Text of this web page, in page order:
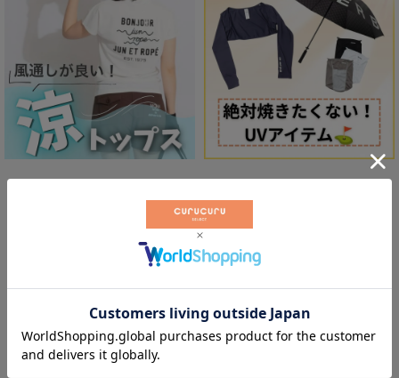
もっと見る